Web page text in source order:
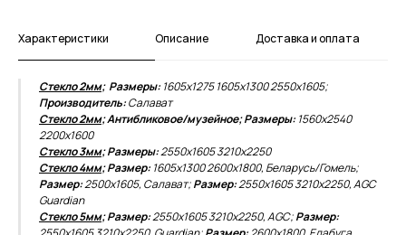
Характеристики Описание Доставка и оплата
Стекло 2мм; Размеры:1605х1275 1605х1300 2550х1605;
Производитель:Салават
Стекло 2мм; Антибликовое/музейное; Размеры:1560х2540
2200х1600
Стекло 3мм; Размеры:2550х16053210х2250
Стекло 4мм; Размер:1605х13002600х1800, Беларусь/Гомель;
Размер:2500х1605, Салават;Размер:2550х1605 3210х2250, AGC
Guardian
Стекло 5мм; Размер:2550х1605 3210х2250, AGC;Размер: